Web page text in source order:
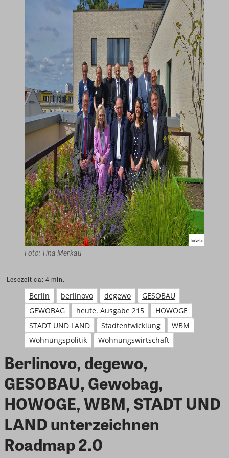
Foto: Tina Merkau
Lesezeit ca: 4 min.
Berlin berlinovo degewo
GESOBAU
GEWOBAG
heute. Ausgabe 215
HOWOGE
STADT UND LAND
Stadtentwicklung
WBM
Wohnungspolitik
Wohnungswirtschaft
Berlinovo, degewo,
GESOBAU, Gewobag,
HOWOGE, WBM, STADT UND
LAND unterzeichnen
Roadmap 2.0